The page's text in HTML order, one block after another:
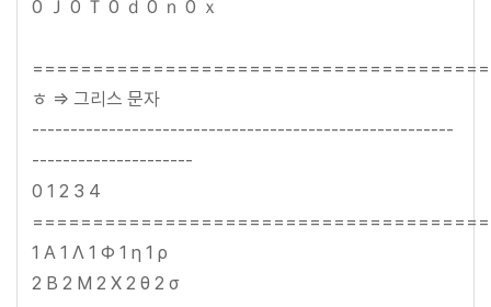
0 Ｊ 0 Ｔ 0 ｄ 0 ｎ 0 ｘ
ㅎ => 그리스 문자
-------------------------------------------------------
---------------------
0 1 2 3 4
1 Α 1 Λ 1 Φ 1 η 1 ρ
2 Β 2 Μ 2 Χ 2 θ 2 σ